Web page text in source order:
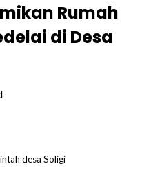
Rumah
di Desa
desa Soligi